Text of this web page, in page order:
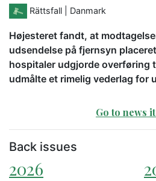
Rättsfall | Danmark
Højesteret fandt, at
udsendelse på fjernsyn
hospitaler udgjorde overføring
udmålte et rimelig vederlag for
Go to news
Back issues
2026